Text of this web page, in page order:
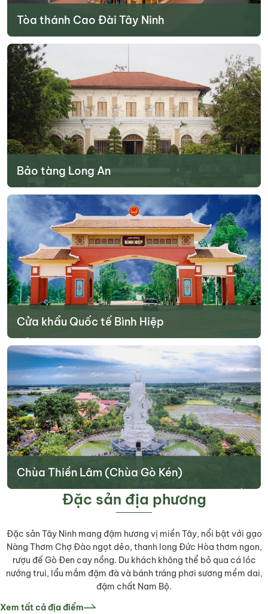
Tòa thánh Cao Đài Tây Ninh
từ năm 1933. Tuy nhiên trong thời gian xây dựng bị gián đoạn, mãi
đến năm 1955 công trình mới được hoàn thiện.
Tìm hiểu thêm
Bảo tàng Long An
lịch sử, văn hóa và thiên nhiên của tỉnh. Đây là nơi lý tưởng để tìm
hiểu sâu hơn về vùng đất này.
Tìm hiểu thêm
Cửa khẩu Quốc tế Bình Hiệp
hút người dân địa phương và khách qua lại.
Tìm hiểu thêm
Chùa Thiền Lâm (Chùa Gò Kén)
Chùa Thiền Lâm (chùa Gò Kén) là ngôi chùa có hơn 100 năm tuổi.
Ngôi chùa này được xây dựng sớm nhất tại Tây Ninh. Đây là một
du khách tham quan khi đến với tỉnh thành này.
Tìm hiểu thêm
Đặc sản địa phương
Đặc sản Tây Ninh mang đậm hương vị miền Tây, nổi bật với gạo
Nàng Thơm Chợ Đào ngọt dẻo, thanh long Đức Hòa thơm ngon,
rượu đế Gò Đen cay nồng. Du khách không thể bỏ qua cá lóc
nướng trui, lẩu mắm đậm đà và bánh tráng phơi sương mềm dai,
đậm chất Nam Bộ.
Xem tất cả địa điểm